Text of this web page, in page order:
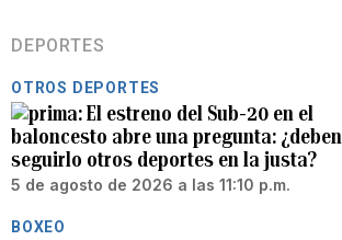
DEPORTES
OTROS DEPORTES
El estreno del Sub-20 en el
baloncesto abre una pregunta: ¿deben
seguirlo otros deportes en la justa?
5 de agosto de 2026 a las 11:10 p.m.
BOXEO